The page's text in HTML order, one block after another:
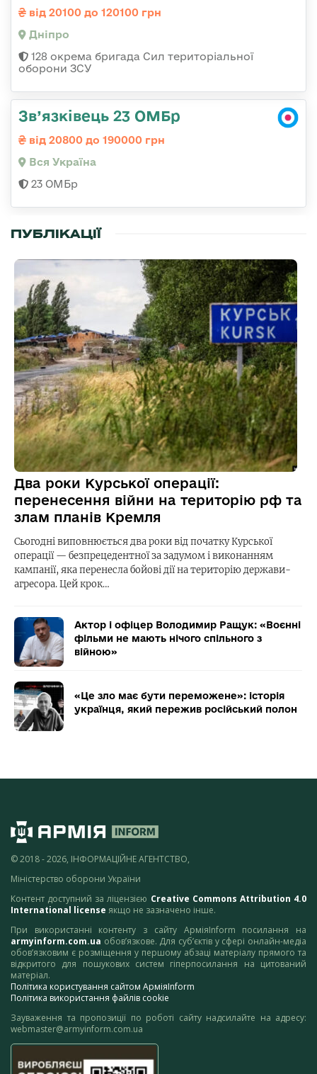
від 20100 до 120100 грн
Дніпро
128 окрема бригада Сил територіальної
оборони ЗСУ
Зв’язківець 23 ОМБр
від 20800 до 190000 грн
Вся Україна
23 ОМБр
ПУБЛІКАЦІЇ
Два роки Курської операції:
перенесення війни на територію рф та
злам планів Кремля
Сьогодні виповнюється два роки від початку Курської
операції — безпрецедентної за задумом і виконанням
кампанії, яка перенесла бойові дії на територію держави-
агресора. Цей крок…
Актор і офіцер Володимир Ращук: «Воєнні
фільми не мають нічого спільного з
війною»
«Це зло має бути переможене»: історія
українця, який пережив російський полон
© 2018 - 2026, ІНФОРМАЦІЙНЕ АГЕНТСТВО,
Міністерство оборони України
Контент доступний за ліцензією Creative Commons Attribution 4.0
International license якщо не зазначено інше.
При використанні контенту з сайту АрміяInform посилання на
armyinform.com.ua обов’язкове. Для суб’єктів у сфері онлайн-медіа
обов’язковим є розміщення у першому абзаці матеріалу прямого та
відкритого для пошукових систем гіперпосилання на цитований
матеріал.
Політика користування сайтом АрміяInform
Політика використання файлів cookie
Зауваження та пропозиції по роботі сайту надсилайте на адресу:
webmaster@armyinform.com.ua